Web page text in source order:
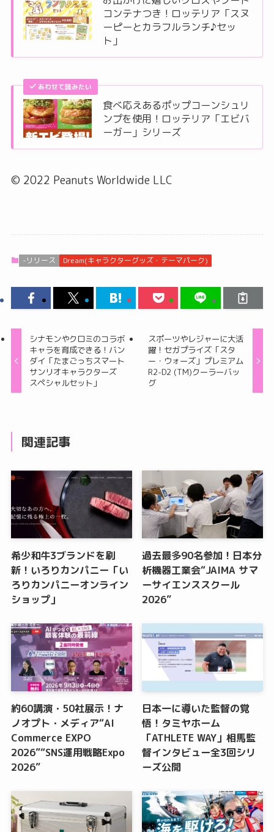
コンテナつき！ロッテリア「スヌ
ーピーとカラフルランチ♪セッ
ト」
あわせて読みたい
食べ応えあるポップコーンシュリ
ンプを使用！ロッテリア「エビバ
ーガー」シリーズ
© 2022 Peanuts Worldwide LLC
-リリース Dream(キャラクターグッズ・テーマパーク)
シナモンやクロミのコラボ
キャラを育成できる！バン
ダイ「たまごっちスマート
サンリオキャラクターズ
スペシャルセット」
スポーツやレジャーに大活
躍！セガプライズ「スタ
ー・ウォーズ」プレミアム
R2-D2 (TM)クーラーバッ
グ
関連記事
希少和牛3ブランドを刷
新！いろりカンパニー「い
ろりカンパニーオンライン
ショップ」
過去最多90名参加！日本分
析機器工業会“JAIMA サマ
ーサイエンススクール
2026”
約60講演・50社展示！ナ
ノオプト・メディア“AI
Commerce EXPO
2026”“SNS運用戦略Expo
2026”
日本一に導いた監督の覚
悟！タミヤホーム
「ATHLETE WAY」相馬監
督インタビュー全3回シリ
ーズ公開